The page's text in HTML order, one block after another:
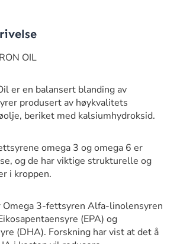
OIL
er en balansert blanding av
produsert av høykvalitets
beriket med kalsiumhydroksid.
omega 3 og omega 6 er
og de har viktige strukturelle og
i kroppen.
Omega 3-fettsyren Alfa-linolensyren
(EPA) og
(DHA). Forskning har vist at det å